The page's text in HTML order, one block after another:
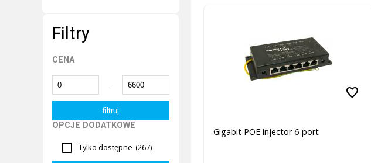
Filtry
CENA
-
OPCJE DODATKOWE
Tylko dostępne (267)
favorite
Gigabit POE injector 6-port